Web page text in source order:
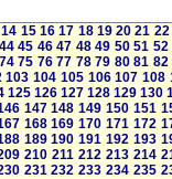
14 15 16 17 18 19 20 21 22
44 45 46 47 48 49 50 51 52
74 75 76 77 78 79 80 81 82
103 104 105 106 107 108
125 126 127 128 129 130
147 148 149 150 151
168 169 170 171 172
189 190 191 192 193
210 211 212 213 214
231 232 233 234 235